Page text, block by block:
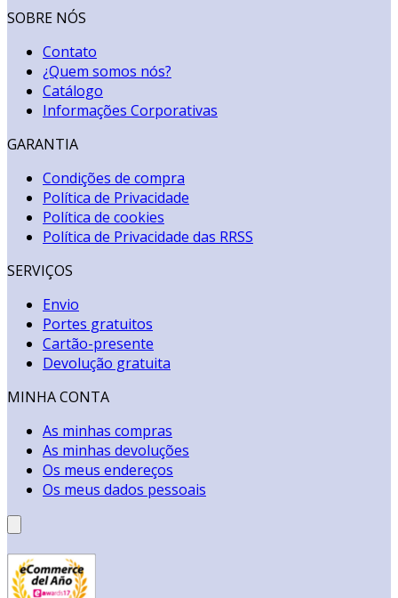
SOBRE NÓS
Contato
¿Quem somos nós?
Catálogo
Informações Corporativas
GARANTIA
Condições de compra
Política de Privacidade
Política de cookies
Política de Privacidade das RRSS
SERVIÇOS
Envio
Portes gratuitos
Cartão-presente
Devolução gratuita
MINHA CONTA
As minhas compras
As minhas devoluções
Os meus endereços
Os meus dados pessoais